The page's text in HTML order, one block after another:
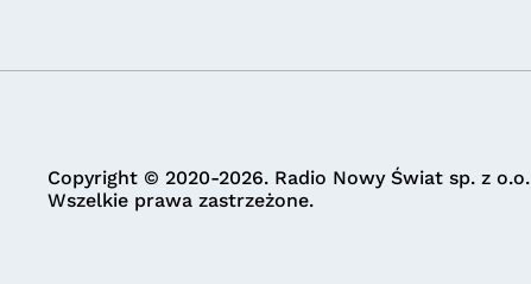
Copyright © 2020-2026. Radio Nowy Świat sp. z o.o.
Wszelkie prawa zastrzeżone.